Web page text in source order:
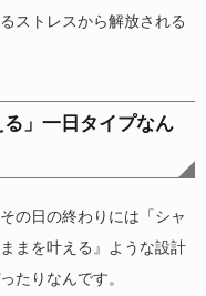
ストレスから解放される
」一日タイプなん
の日の終わりには「シャ
まを叶える』ような設計
たりなんです。